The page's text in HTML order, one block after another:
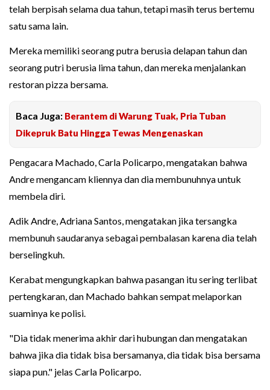
telah berpisah selama dua tahun, tetapi masih terus bertemu
satu sama lain.
Mereka memiliki seorang putra berusia delapan tahun dan
seorang putri berusia lima tahun, dan mereka menjalankan
restoran pizza bersama.
Baca Juga: Berantem di Warung Tuak, Pria Tuban
Dikepruk Batu Hingga Tewas Mengenaskan
Pengacara Machado, Carla Policarpo, mengatakan bahwa
Andre mengancam kliennya dan dia membunuhnya untuk
membela diri.
Adik Andre, Adriana Santos, mengatakan jika tersangka
membunuh saudaranya sebagai pembalasan karena dia telah
berselingkuh.
Kerabat mengungkapkan bahwa pasangan itu sering terlibat
pertengkaran, dan Machado bahkan sempat melaporkan
suaminya ke polisi.
"Dia tidak menerima akhir dari hubungan dan mengatakan
bahwa jika dia tidak bisa bersamanya, dia tidak bisa bersama
siapa pun." jelas Carla Policarpo.